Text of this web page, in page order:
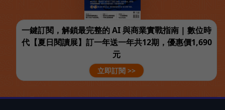
一鍵訂閱，解鎖最完整的 AI 與商業實戰指南 | 數位時
代【夏日閱讀展】訂一年送一年共12期，優惠價1,690
元
立即訂閱 >>